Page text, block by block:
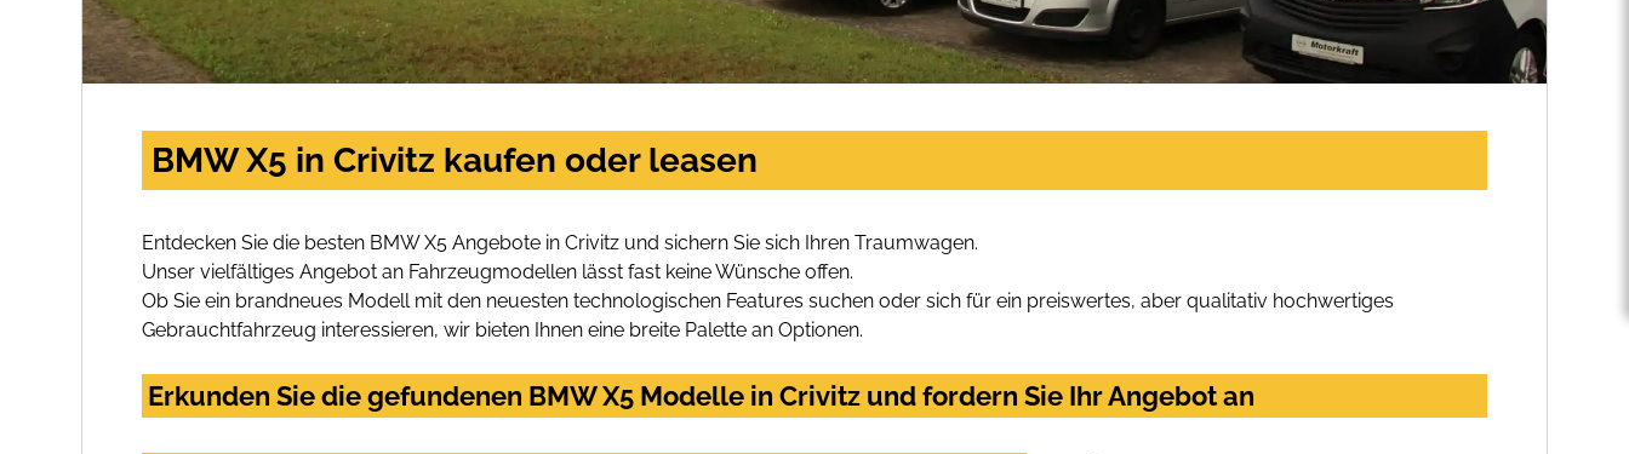
BMW X5 in Crivitz kaufen oder leasen
Entdecken Sie die besten BMW X5 Angebote in Crivitz und sichern Sie sich Ihren Traumwagen.
Unser vielfältiges Angebot an Fahrzeugmodellen lässt fast keine Wünsche offen.
Ob Sie ein brandneues Modell mit den neuesten technologischen Features suchen oder sich für ein preiswertes, aber qualitativ hochwertiges
Gebrauchtfahrzeug interessieren, wir bieten Ihnen eine breite Palette an Optionen.
Erkunden Sie die gefundenen BMW X5 Modelle in Crivitz und fordern Sie Ihr Angebot an